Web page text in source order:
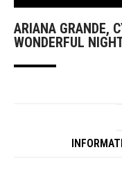
ARIANA GRANDE,
WONDERFUL